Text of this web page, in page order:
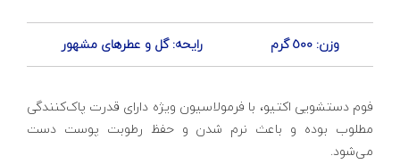
وزن: 500 گرم رایحه: گل و عطرهای مشهور
فوم دستشویی اکتیو، با فرمولاسیون ویژه دارای قدرت پاک‌کنندگی
مطلوب بوده و باعث نرم شدن و حفظ رطوبت پوست دست
می‌شود.